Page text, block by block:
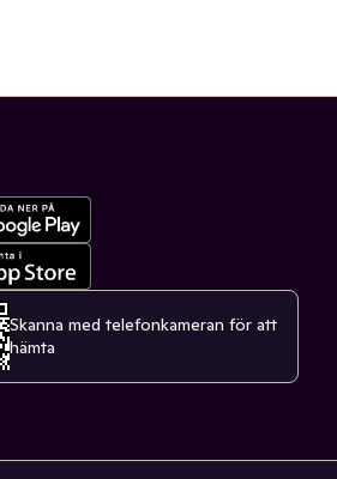
Skanna med telefonkameran för att
hämta